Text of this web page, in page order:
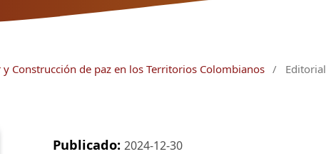
Construcción de paz en los Territorios Colombianos / Editorial
Publicado: 2024-12-30